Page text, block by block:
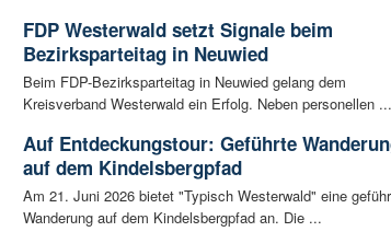
FDP Westerwald setzt Signale beim
Bezirksparteitag in Neuwied
Beim FDP-Bezirksparteitag in Neuwied gelang dem
Kreisverband Westerwald ein Erfolg. Neben personellen ...
Auf Entdeckungstour: Geführte
auf dem Kindelsbergpfad
Am 21. Juni 2026 bietet "Typisch Westerwald" eine
Wanderung auf dem Kindelsbergpfad an. Die ...